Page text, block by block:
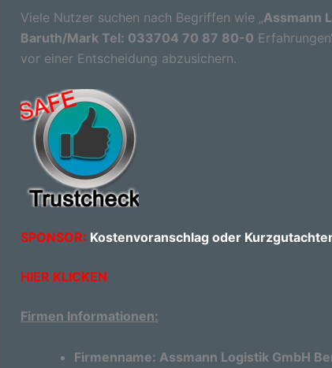
Viele Nutzer suchen nach Begriffen wie „Assmann
Baruth/Mark Tel: 033704 70 87 80-0
vor einer Entscheidung abzusichern.
SPONSOR: Kostenvoranschlag oder
HIER KLICKEN
Firmen Informationen:
Firmenname: Assmann Logistik GmbH